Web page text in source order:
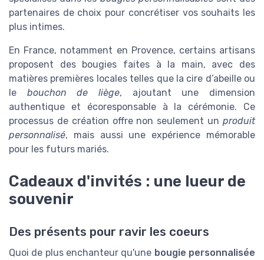
partenaires de choix pour concrétiser vos souhaits les
plus intimes.
En France, notamment en Provence, certains artisans
proposent des bougies faites à la main, avec des
matières premières locales telles que la cire d’abeille ou
le bouchon de liège, ajoutant une dimension
authentique et écoresponsable à la cérémonie. Ce
processus de création offre non seulement un produit
personnalisé, mais aussi une expérience mémorable
pour les futurs mariés.
Cadeaux d'invités : une lueur de
souvenir
Des présents pour ravir les coeurs
Quoi de plus enchanteur qu'une bougie personnalisée